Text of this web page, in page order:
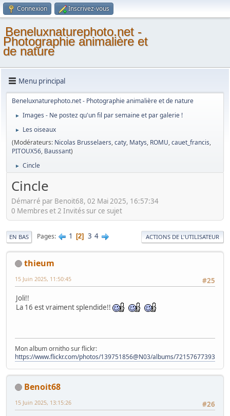
Connexion Inscrivez-vous
Beneluxnaturephoto.net -
Photographie animalière et
de nature
Menu principal
Beneluxnaturephoto.net - Photographie animalière et de nature
► Images - Ne postez qu'un fil par semaine et par galerie !
►
Les oiseaux
(Modérateurs: Nicolas Brusselaers,caty, Matys, ROMU,cauet_francis,
PITOUX56, Baussant)
► Cincle
Cincle
Démarré par Benoit68, 02 Mai 2025, 16:57:34
0 Membres et 2 Invités sur ce sujet
EN BAS Pages 1 2 3 4 ACTIONS DE L'UTILISATEUR
thieum
#25
15 Juin 2025, 11:50:45
Joli!!
La 16 est vraiment splendide!!
Mon album ornitho sur flickr:
https://www.flickr.com/photos/139751856@N03/albums/
Benoit68
#26
15 Juin 2025, 13:15:26